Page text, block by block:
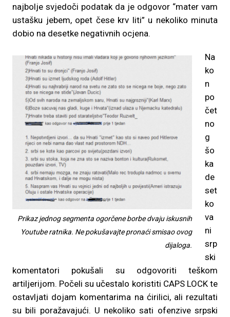
najbolje svjedoči podatak da je odgovor “mater vam
ustašku jebem, opet čese krv liti” u nekoliko minuta
dobio na desetke negativnih ocjena.
Prikaz jednog segmenta ogorčene borbe dvaju iskusnih
Youtube ratnika. Ne pokušavajte pronaći smisao ovog
dijaloga.
Na
ko
n
po
čet
no
g
šo
ka
de
set
ko
va
ni
srp
ski
komentatori pokušali su odgovoriti teškom
artiljerijom. Počeli su učestalo koristiti CAPS LOCK te
ostavljati dojam komentarima na ćirilici, ali rezultati
su bili poražavajući. U nekoliko sati ofenzive srpski